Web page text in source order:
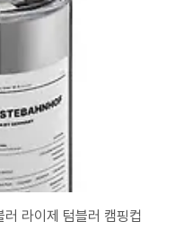
의추억스토어[만화의추억스토
라이제 텀블러 캠핑컵